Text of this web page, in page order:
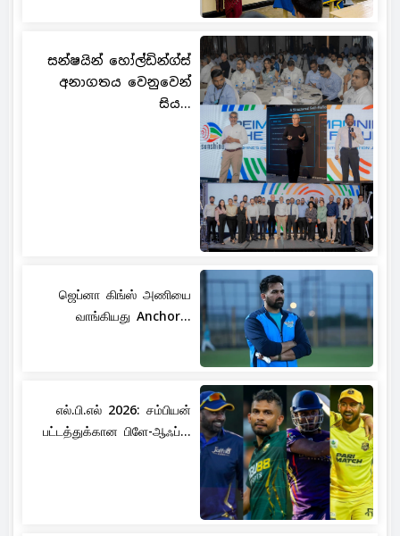
සන්ෂයින් හෝල්ඩින්ග්ස්
අනාගතය වෙනුවෙන්
සිය...
ஜெப்னா கிங்ஸ் அணியை
வாங்கியது Anchor...
எல்.பி.எல் 2026: சம்பியன்
பட்டத்துக்கான பிளே-ஆஃப்...